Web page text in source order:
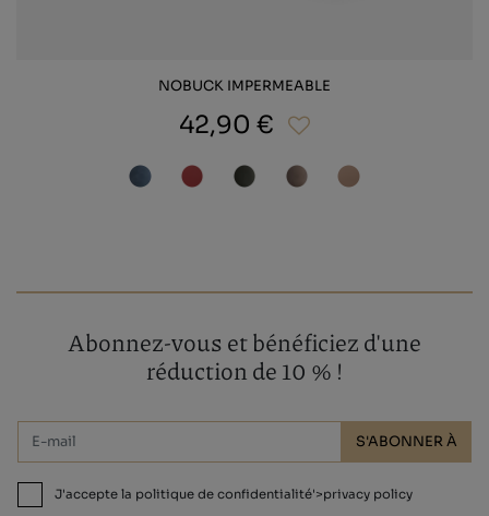
NOBUCK IMPERMEABLE
42,90 €
Abonnez-vous et bénéficiez d'une
réduction de 10 % !
S'ABONNER À
J'accepte la politique de confidentialité'>privacy policy